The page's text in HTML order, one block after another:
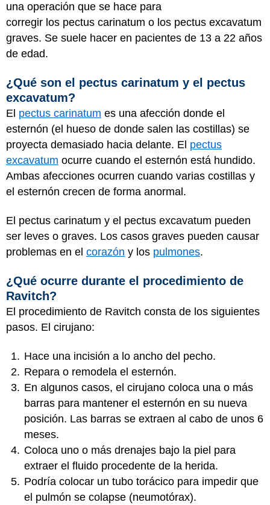
una operación que se hace para
corregir los pectus carinatum o los pectus excavatum
graves. Se suele hacer en pacientes de 13 a 22 años
de edad.
¿Qué son el pectus carinatum y el pectus
excavatum?
El pectus carinatum es una afección donde el
esternón (el hueso de donde salen las costillas) se
proyecta demasiado hacia delante. El pectus
excavatum ocurre cuando el esternón está hundido.
Ambas afecciones ocurren cuando varias costillas y
el esternón crecen de forma anormal.
El pectus carinatum y el pectus excavatum pueden
ser leves o graves. Los casos graves pueden causar
problemas en el corazón y los pulmones.
¿Qué ocurre durante el procedimiento de
Ravitch?
El procedimiento de Ravitch consta de los siguientes
pasos. El cirujano:
Hace una incisión a lo ancho del pecho.
Repara o remodela el esternón.
En algunos casos, el cirujano coloca una o más
barras para mantener el esternón en su nueva
posición. Las barras se extraen al cabo de unos 6
meses.
Coloca uno o más drenajes bajo la piel para
extraer el fluido procedente de la herida.
Podría colocar un tubo torácico para impedir que
el pulmón se colapse (neumotórax).